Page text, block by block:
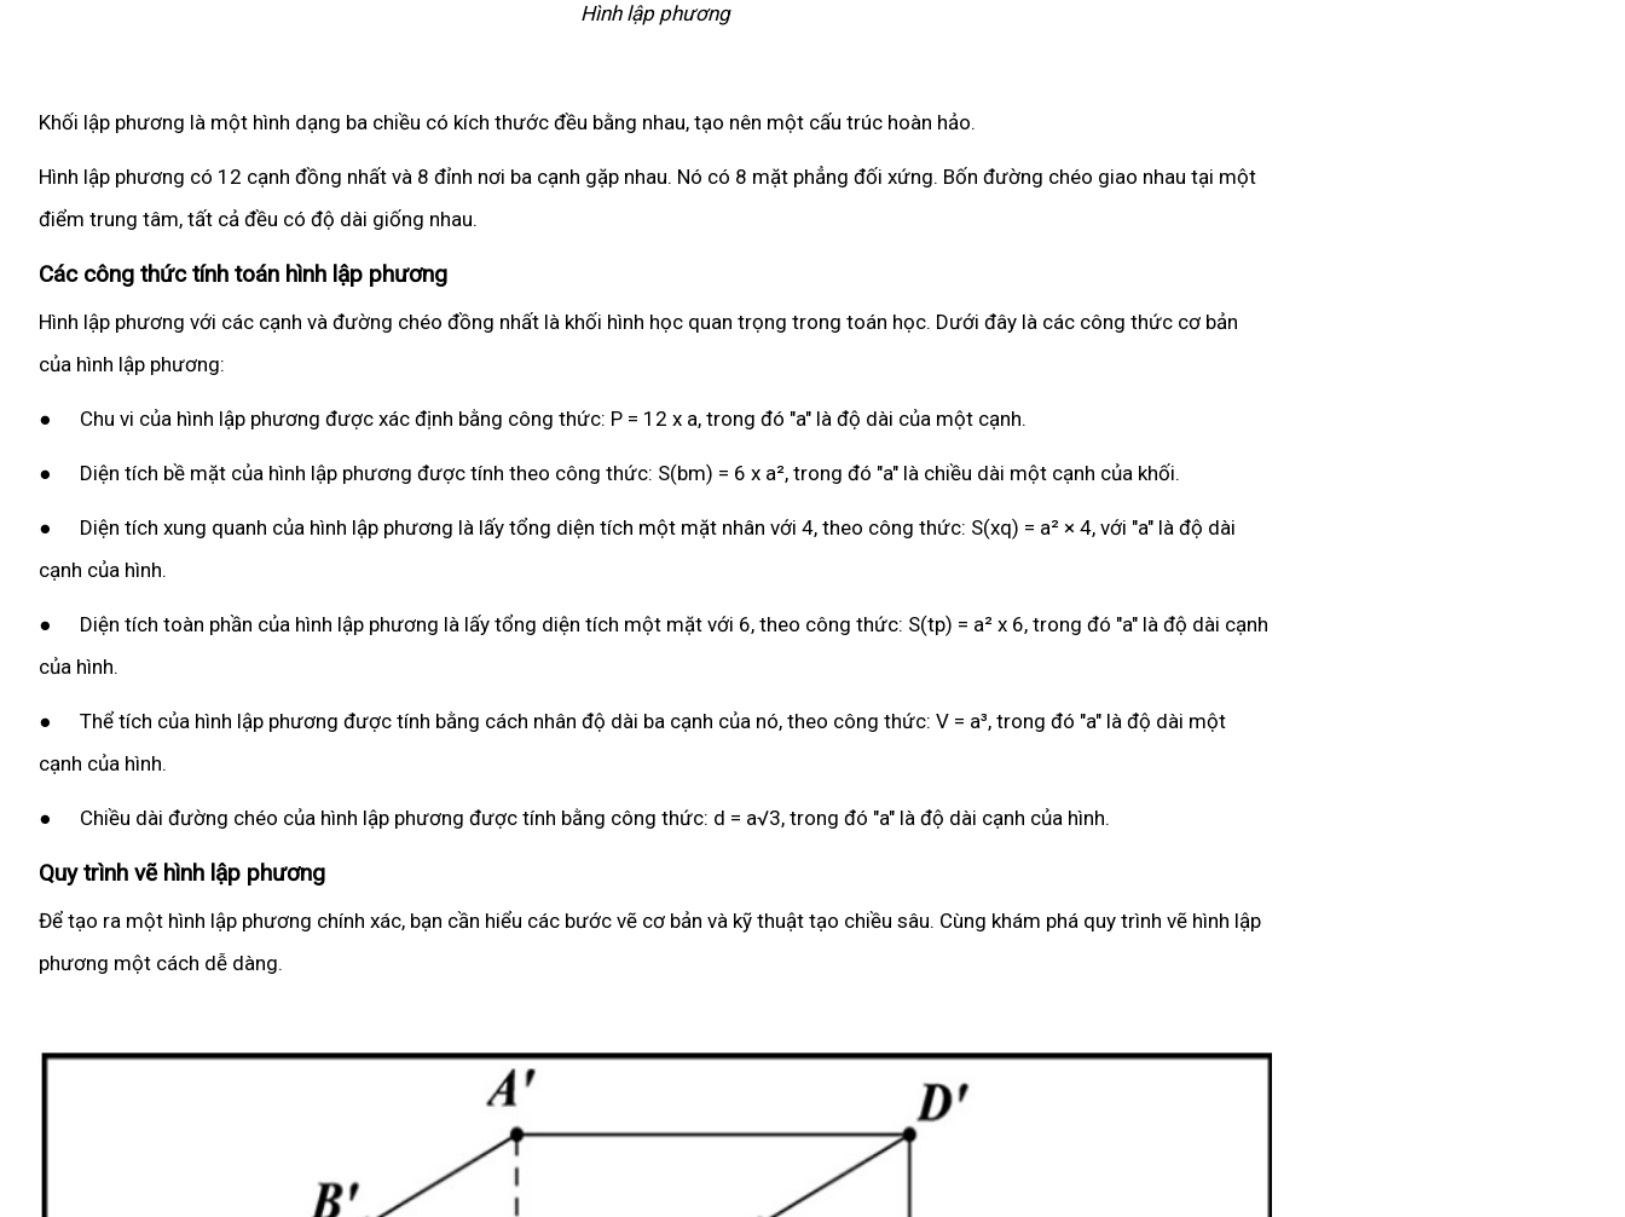
Hình lập phương
Khối lập phương là một hình dạng ba chiều có kích thước đều bằng nhau, tạo nên một cấu trúc hoàn hảo.
Hình lập phương có 12 cạnh đồng nhất và 8 đỉnh nơi ba cạnh gặp nhau. Nó có 8 mặt phẳng đối xứng. Bốn đường chéo giao nhau tại một
điểm trung tâm, tất cả đều có độ dài giống nhau.
Các công thức tính toán hình lập phương
Hình lập phương với các cạnh và đường chéo đồng nhất là khối hình học quan trọng trong toán học. Dưới đây là các công thức cơ bản
của hình lập phương:
● Chu vi của hình lập phương được xác định bằng công thức: P = 12 x a, trong đó "a" là độ dài của một cạnh.
● Diện tích bề mặt của hình lập phương được tính theo công thức: S(bm) = 6 x a², trong đó "a" là chiều dài một cạnh của khối.
● Diện tích xung quanh của hình lập phương là lấy tổng diện tích một mặt nhân với 4, theo công thức: S(xq) = a² × 4, với "a" là độ dài
cạnh của hình.
● Diện tích toàn phần của hình lập phương là lấy tổng diện tích một mặt với 6, theo công thức: S(tp) = a² x 6, trong đó "a" là độ dài cạnh
của hình.
● Thể tích của hình lập phương được tính bằng cách nhân độ dài ba cạnh của nó, theo công thức: V = a³, trong đó "a" là độ dài một
cạnh của hình.
● Chiều dài đường chéo của hình lập phương được tính bằng công thức: d = a√3, trong đó "a" là độ dài cạnh của hình.
Quy trình vẽ hình lập phương
Để tạo ra một hình lập phương chính xác, bạn cần hiểu các bước vẽ cơ bản và kỹ thuật tạo chiều sâu. Cùng khám phá quy trình vẽ hình lập
phương một cách dễ dàng.